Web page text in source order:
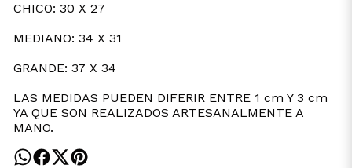
CHICO: 30 X 27
MEDIANO: 34 X 31
GRANDE: 37 X 34
LAS MEDIDAS PUEDEN DIFERIR ENTRE 1 cm Y 3 cm
YA QUE SON REALIZADOS ARTESANALMENTE A
MANO.